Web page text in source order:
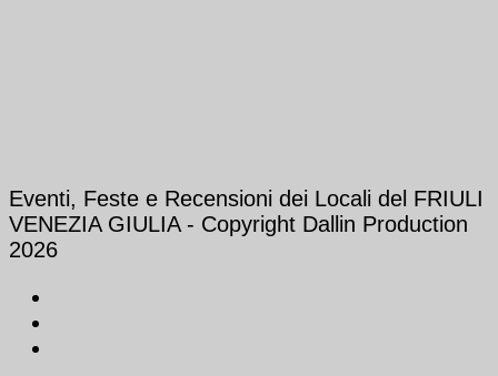
Eventi, Feste e Recensioni dei Locali del FRIULI
VENEZIA GIULIA - Copyright Dallin Production
2026